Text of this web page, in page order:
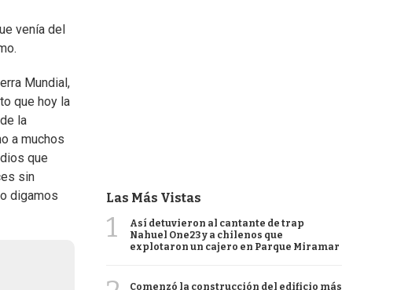
venía del
Mundial,
que hoy la
la
a muchos
que
sin
digamos
Las Más Vistas
1
Así detuvieron al cantante de trap
Nahuel One23 y a chilenos que
explotaron un cajero en Parque Miramar
Comenzó la construcción del edificio más